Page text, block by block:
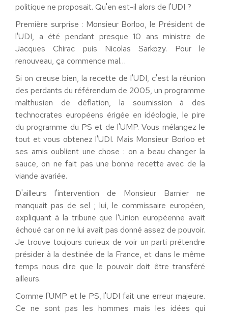
politique ne proposait. Qu'en est-il alors de l'UDI ?
Première surprise : Monsieur Borloo, le Président de
l'UDI, a été pendant presque 10 ans ministre de
Jacques Chirac puis Nicolas Sarkozy. Pour le
renouveau, ça commence mal…
Si on creuse bien, la recette de l'UDI, c'est la réunion
des perdants du référendum de 2005, un programme
malthusien de déflation, la soumission à des
technocrates européens érigée en idéologie, le pire
du programme du PS et de l'UMP. Vous mélangez le
tout et vous obtenez l'UDI. Mais Monsieur Borloo et
ses amis oublient une chose : on a beau changer la
sauce, on ne fait pas une bonne recette avec de la
viande avariée.
D'ailleurs l'intervention de Monsieur Barnier ne
manquait pas de sel ; lui, le commissaire européen,
expliquant à la tribune que l'Union européenne avait
échoué car on ne lui avait pas donné assez de pouvoir.
Je trouve toujours curieux de voir un parti prétendre
présider à la destinée de la France, et dans le même
temps nous dire que le pouvoir doit être transféré
ailleurs.
Comme l'UMP et le PS, l'UDI fait une erreur majeure.
Ce ne sont pas les hommes mais les idées qui